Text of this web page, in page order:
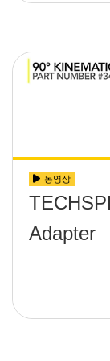
동영상
Adapter